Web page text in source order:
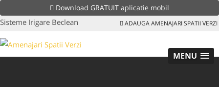
Download GRATUIT aplicatie mobil
Sisteme Irigare Beclean ADAUGA AMENAJARI SPATII VERZI
MENU